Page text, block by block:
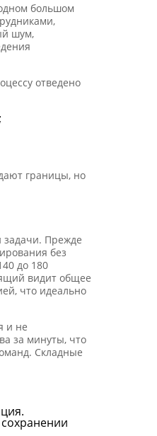
большом
шум,
отведено
границы, но
задачи. Прежде
без
до 180
видит общее
что идеально
и не
за минуты, что
Складные